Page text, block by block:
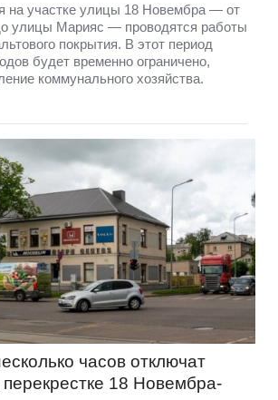
на участке улицы 18 Новембра — от
улицы Марияс — проводятся работы
покрытия. В этот период
будет временно ограничено,
коммунального хозяйства.
часов отключат
18 Новембра-